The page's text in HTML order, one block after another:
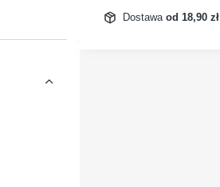
Dostawa od 18,90 zł